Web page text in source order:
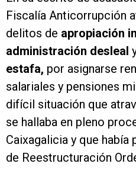
Fiscalía Anticorrupción
delitos de apropiación
administración desleal
estafa, por asignarse
salariales y pensiones
difícil situación que
se hallaba en pleno
Caixagalicia y que había
de Reestructuración